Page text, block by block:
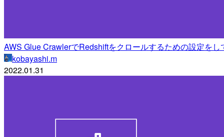
AWS Glue CrawlerでRedshiftをクロールするための設定をし
kobayashi.m
2022.01.31